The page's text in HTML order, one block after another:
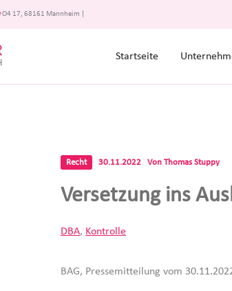
O4 17, 68161 Mannheim
Startseite
Recht 30.11.2022 Von Thomas Stuppy
Versetzung ins
DBA, Kontrolle
BAG, Pressemitteilung vom